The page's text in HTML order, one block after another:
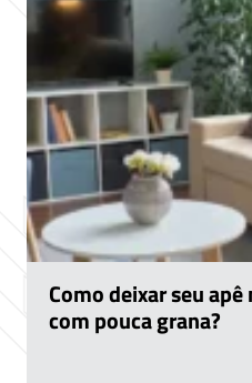
Como deixar seu
com pouca grana?